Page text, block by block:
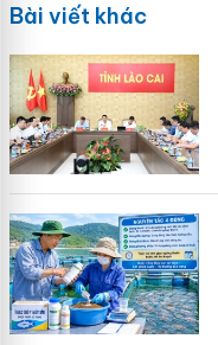
Bài viết khác